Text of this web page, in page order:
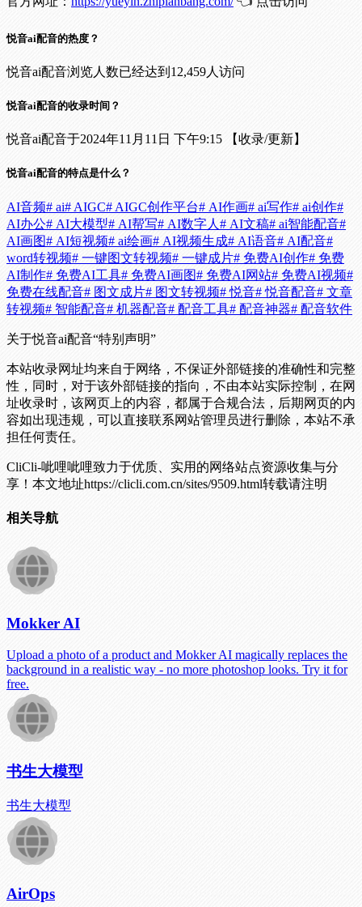
悦音ai配音的热度？
悦音ai配音浏览人数已经达到12,459人访问
悦音ai配音的收录时间？
悦音ai配音于2024年11月11日 下午9:15 【收录/更新】
悦音ai配音的特点是什么？
AI音频# ai# AIGC# AIGC创作平台# AI作画# ai写作# ai创作#
AI办公# AI大模型# AI帮写# AI数字人 # AI文稿# ai智能配音#
AI画图# AI短视频# ai绘画# AI视频生成# AI语音# AI配音#
word转视频# 一键图文转视频# 一键成片# 免费AI创作# 免费
AI制作# 免费AI工具# 免费AI画图# 免费AI网站# 免费AI视频#
免费在线配音# 图文成片# 图文转视频# 悦音# 悦音配音# 文章
转视频# 智能配音# 机器配音# 配音工具# 配音神器# 配音软件
关于悦音ai配音“特别声明”
本站收录网址均来自于网络，不保证外部链接的准确性和完整
性，同时，对于该外部链接的指向，不由本站实际控制，在网
址收录时，该网页上的内容，都属于合规合法，后期网页的内
容如出现违规，可以直接联系网站管理员进行删除，本站不承
担任何责任。
CliCli-呲哩呲哩致力于优质、实用的网络站点资源收集与分
享！ 本文地址https://clicli.com.cn/sites/9509.html转载请注明
相关导航
Mokker AI
Upload a photo of a product and Mokker AI magically replaces the
background in a realistic way - no more photoshop looks. Try it for
free.
书生大模型
书生大模型
AirOps